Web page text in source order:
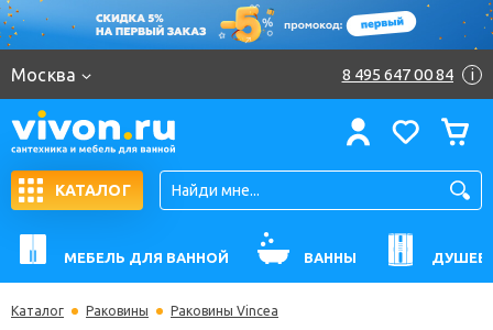
Москва 8 495 647 00 84 i
КАТАЛОГ
МЕБЕЛЬ ДЛЯ ВАННОЙ ВАННЫ
Каталог Раковины Раковины Vincea